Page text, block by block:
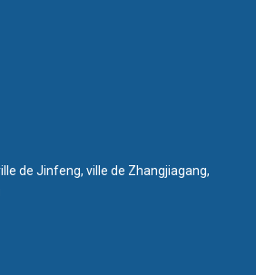
de Jinfeng, ville de Zhangjiagang,